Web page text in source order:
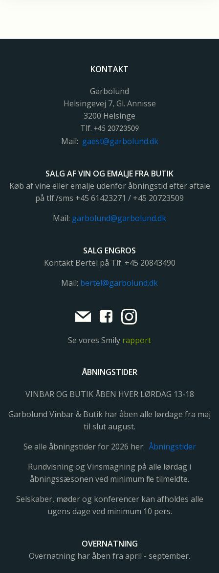
KONTAKT
Garbolund
Helsingevej 7, Gl. Annisse
3200 Helsinge
Tlf. +45 20723509
Mail: gaest@garbolund.dk
SALG AF VIN OG EMALJE FRA BUTIK
Køb af vine eller emalje udenfor åbningstid efter aftale
på tlf./sms +45 61423271 / +45 20723509
Mail: garbolund@garbolund.dk
SALG ENGROS
Kontakt Bertel på Tlf. +45 20843490
Mail: bertel@garbolund.dk
Se vores Smily rapport
ÅBNINGSTIDER
VINBAR OG BUTIK ÅBEN HVER LØRDAG 13-18
Garbolund Vinbar & Butik har åben alle lørdage fra maj
til slut august.
Se alle åbningstider for 2026 her: Åbningstider
Rundvisning og Vinsmagning på alle lørdag i
åbningssæsonen ved minimum fire tilmeldte.
Selskaber, møder og konferencer kan afholdes alle
ugens dage ved minimum 10 pers.
OVERNATNING
Overnatning har åben fra april - september.